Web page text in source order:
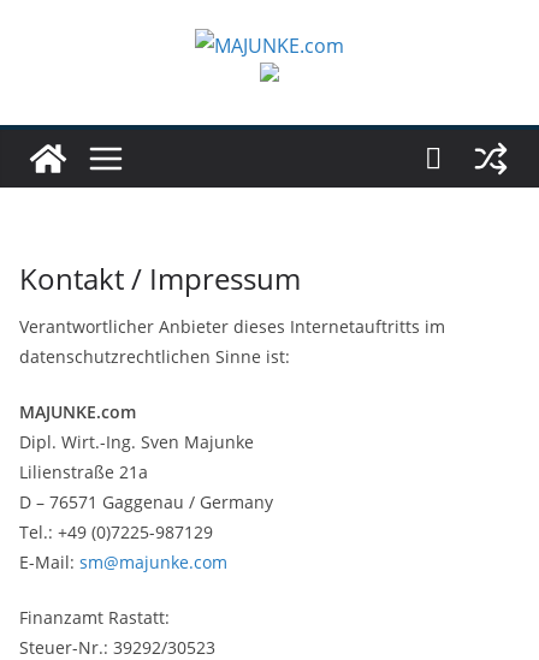
Kontakt / Impressum
Verantwortlicher Anbieter dieses Internetauftritts im
datenschutzrechtlichen Sinne ist:
MAJUNKE.com
Dipl. Wirt.-Ing. Sven Majunke
Lilienstraße 21a
D – 76571 Gaggenau / Germany
Tel.: +49 (0)7225-987129
E-Mail: sm@majunke.com
Finanzamt Rastatt:
Steuer-Nr.: 39292/30523